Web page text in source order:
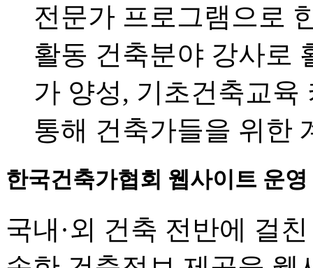
전문가 프로그램으로
활동 건축분야 강사로
가 양성, 기초건축교육
통해 건축가들을 위한
한국건축가협회 웹사이트 운영
국내·외 건축 전반에 걸